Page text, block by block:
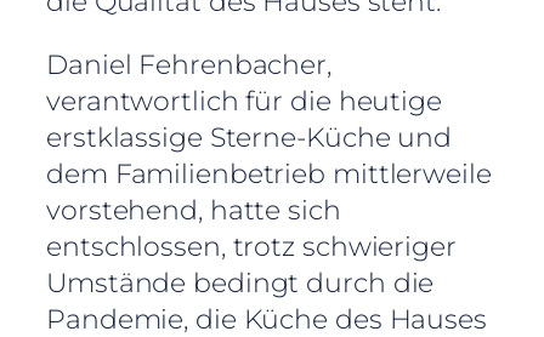
Daniel Fehrenbacher,
verantwortlich für die heutige
erstklassige Sterne-Küche und
dem Familienbetrieb mittlerweile
vorstehend, hatte sich
entschlossen, trotz schwieriger
Umstände bedingt durch die
Pandemie, die Küche des Hauses